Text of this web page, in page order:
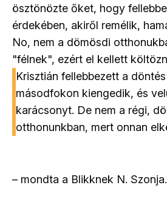
ösztönözte őket, hogy
érdekében, akiről remélik,
No, nem a dömösdi
"félnek", ezért el kellett
Krisztián fellebbezett a
másodfokon kiengedik, és
karácsonyt. De nem a régi,
otthonunkban, mert onnan
– mondta a Blikknek N. Szonja.